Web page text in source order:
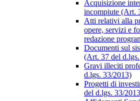
Acquisizione
incompiute (Art.
Atti relativi alla
opere, servizi e
redazione
Documenti sul
(Art. 37 del
Gravi illeciti
d.lgs. 33/2013)
Progetti di
del d.lgs. 33/